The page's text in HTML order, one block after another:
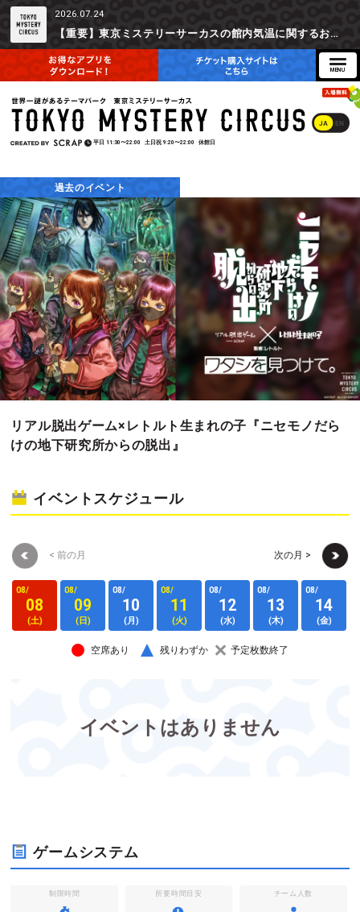
2026.07.24
【重要】東京ミステリーサーカスの館内気温に関するお詫びとご参加辞退時の返金対応について
JA EN
平日 11:30〜22:00 土日祝 9:20〜22:00 休館日
過去のイベント
リアル脱出ゲーム×レトルト生まれの子『ニセモノだら
けの地下研究所からの脱出』
イベントスケジュール
< 前の月 次の月 >
08/
08
(土)
08/
09
(日)
08/
10
(月)
08/
11
(火)
08/
12
(水)
08/
13
(木)
08/
14
(金)
空席あり 残りわずか 予定枚数終了
イベントはありません
ゲームシステム
制限時間 所要時間目安 チーム人数